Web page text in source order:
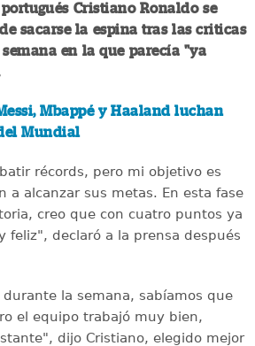
Cristiano Ronaldo se
sacarse la espina tras las criticas
en la que parecía "ya
Mbappé y Haaland luchan
Mundial
récords, pero mi objetivo es
a alcanzar sus metas. En esta fase
creo que con cuatro puntos ya
feliz", declaró a la prensa después
la semana, sabíamos que
el equipo trabajó muy bien,
dijo Cristiano, elegido mejor